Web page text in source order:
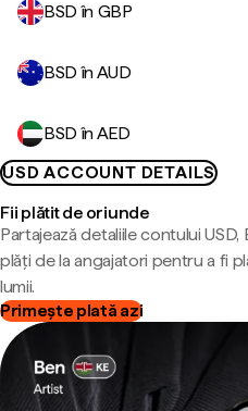
BSD în GBP
BSD în AUD
BSD în AED
USD ACCOUNT DETAILS
Fii plătit de oriunde
Partajează detaliile contului USD,
plăți de la angajatori pentru a fi
lumii.
Primește plată azi